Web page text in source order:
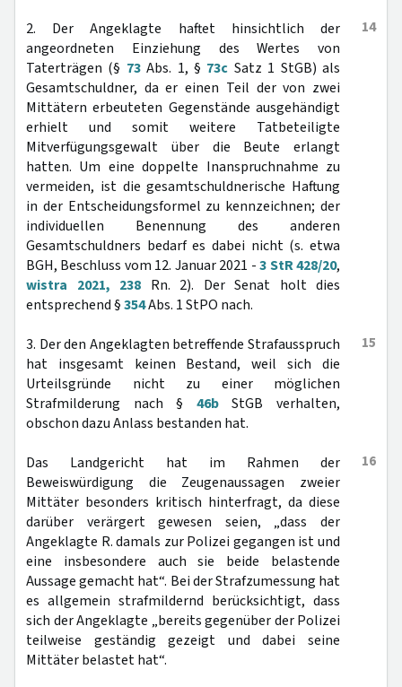
14
2. Der Angeklagte haftet hinsichtlich der
angeordneten Einziehung des Wertes von
Taterträgen (§ 73Abs. 1, § 73c Satz 1 StGB) als
Gesamtschuldner, da er einen Teil der von zwei
Mittätern erbeuteten Gegenstände ausgehändigt
erhielt und somit weitere Tatbeteiligte
Mitverfügungsgewalt über die Beute erlangt
hatten. Um eine doppelte Inanspruchnahme zu
vermeiden, ist die gesamtschuldnerische Haftung
in der Entscheidungsformel zu kennzeichnen; der
individuellen Benennung des anderen
Gesamtschuldners bedarf es dabei nicht (s. etwa
BGH, Beschluss vom 12. Januar 2021 -3 StR 428/20,
wistra 2021, 238 Rn. 2). Der Senat holt dies
entsprechend §354Abs. 1 StPO nach.
15
3. Der den Angeklagten betreffende Strafausspruch
hat insgesamt keinen Bestand, weil sich die
Urteilsgründe nicht zu einer möglichen
Strafmilderung nach § 46bStGB verhalten,
obschon dazu Anlass bestanden hat.
16
Das Landgericht hat im Rahmen der
Beweiswürdigung die Zeugenaussagen zweier
Mittäter besonders kritisch hinterfragt, da diese
darüber verärgert gewesen seien, „dass der
Angeklagte R. damals zur Polizei gegangen ist und
eine insbesondere auch sie beide belastende
Aussage gemacht hat“. Bei der Strafzumessung hat
es allgemein strafmildernd berücksichtigt, dass
sich der Angeklagte „bereits gegenüber der Polizei
teilweise geständig gezeigt und dabei seine
Mittäter belastet hat“.